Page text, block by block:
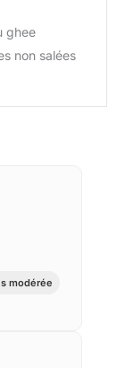
ghee
non salées
modérée